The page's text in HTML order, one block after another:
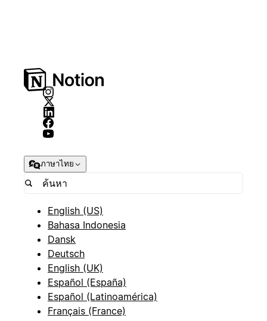
ภาษาไทย
English (US)
Bahasa Indonesia
Dansk
Deutsch
English (UK)
Español (España)
Español (Latinoamérica)
Français (France)